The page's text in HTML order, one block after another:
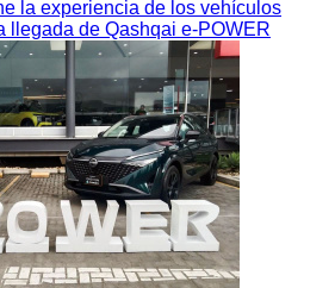
la experiencia de los vehículos
llegada de Qashqai e-POWER